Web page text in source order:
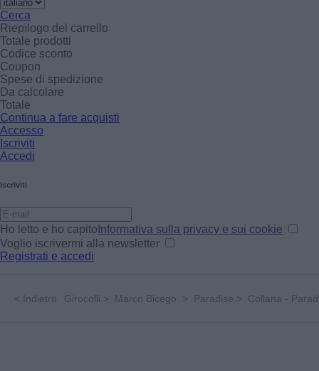
Cerca
Riepilogo del carrello
Totale prodotti
Codice sconto
Coupon
Spese di spedizione
Da calcolare
Totale
Continua a fare acquisti
Accesso
Iscriviti
Accedi
Iscriviti
Ho letto e ho capito Informativa sulla privacy e sui cookie
Voglio iscrivermi alla newsletter
Registrati e accedi
< Indietro Girocolli > Marco Bicego > Paradise > Collana -